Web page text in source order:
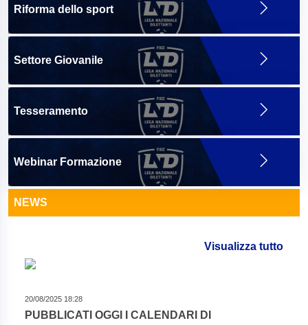
Riforma dello sport
Settore Giovanile
Tesseramento
Webinar Formazione
NEWS
Visualizza tutto
20/08/2025 18:28
PUBBLICATI OGGI I CALENDARI DI